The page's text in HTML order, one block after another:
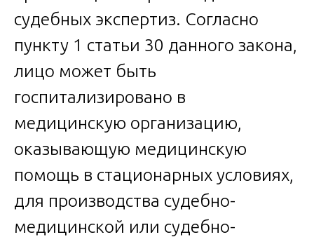
судебных экспертиз. Согласно
пункту 1 статьи 30 данного закона,
лицо может быть
госпитализировано в
медицинскую организацию,
оказывающую медицинскую
помощь в стационарных условиях,
для производства судебно-
медицинской или судебно-